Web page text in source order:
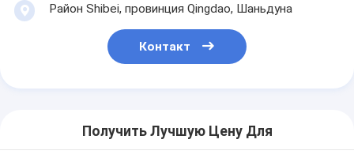
Район Shibei, провинция Qingdao, Шаньдуна
Контакт
Получить Лучшую Цену Для